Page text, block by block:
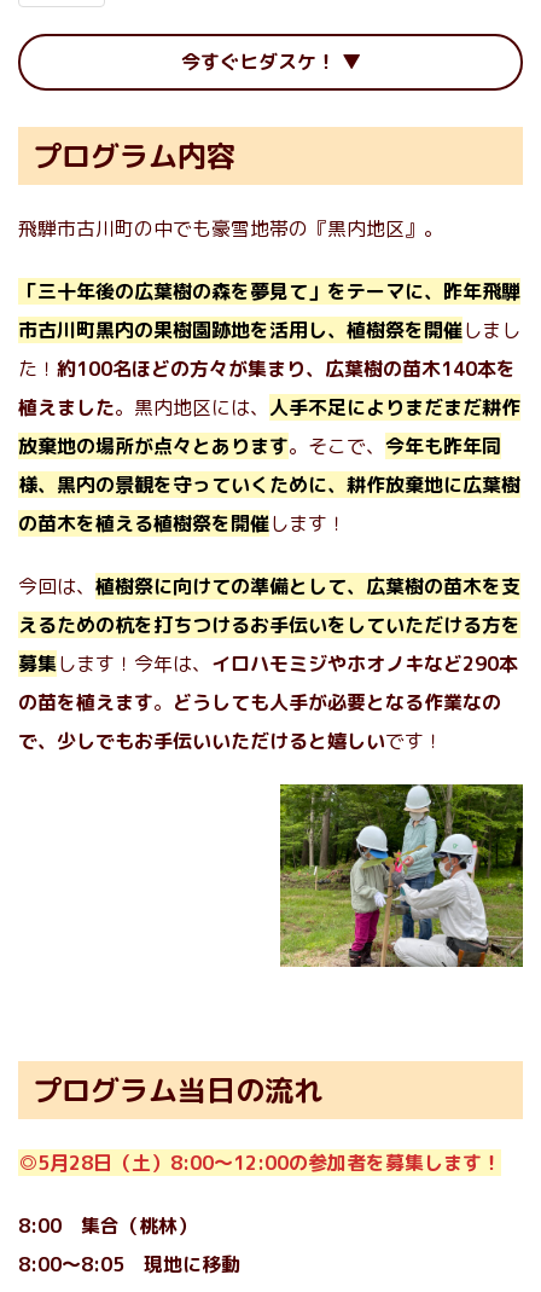
今すぐヒダスケ！
プログラム内容
飛騨市古川町の中でも豪雪地帯の『黒内地区』。
「三十年後の広葉樹の森を夢見て」をテーマに、昨年飛騨
市古川町黒内の果樹園跡地を活用し、植樹祭を開催しまし
た！ 約100名ほどの方々が集まり、広葉樹の苗木140本を
植えました。黒内地区には、 人手不足によりまだまだ耕作
放棄地の場所が点々とあります。そこで、 今年も昨年同
様、黒内の景観を守っていくために、耕作放棄地に広葉樹
の苗木を植える植樹祭を開催します！
今回は、 植樹祭に向けての準備として、広葉樹の苗木を支
えるための杭を打ちつけるお手伝いをしていただける方を
募集します！今年は、 イロハモミジやホオノキなど290本
の苗を植えます。 どうしても人手が必要となる作業なの
で、少しでもお手伝いいただけると嬉しいです！
プログラム当日の流れ
◎5月28日（土）8:00〜12:00の参加者を募集します！
8:00 集合（桃林）
8:00〜8:05 現地に移動